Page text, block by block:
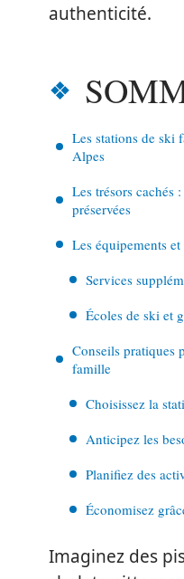
authenticité.
Les stations de ski
Alpes
Les trésors cachés
préservées
Les équipements
Services
Écoles de ski et
Conseils pratiques
famille
Choisissez la
Anticipez les
Planifiez des
Économisez
Imaginez des